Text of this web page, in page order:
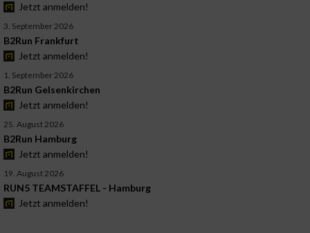
Jetzt anmelden!
3. September 2026
B2Run Frankfurt
Jetzt anmelden!
1. September 2026
B2Run Gelsenkirchen
Jetzt anmelden!
25. August 2026
B2Run Hamburg
Jetzt anmelden!
19. August 2026
RUN5 TEAMSTAFFEL - Hamburg
Jetzt anmelden!